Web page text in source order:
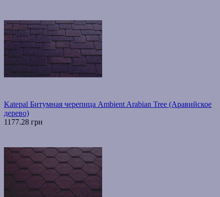
Katepal Битумная черепица Ambient Arabian Tree (Аравийское
дерево)
1177.28 грн